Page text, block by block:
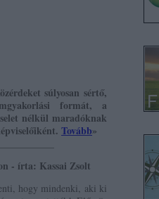
súlyosan sértő,
formát, a
nélkül maradóknak
Tovább»
- írta: Kassai Zsolt
hogy mindenki, aki ki